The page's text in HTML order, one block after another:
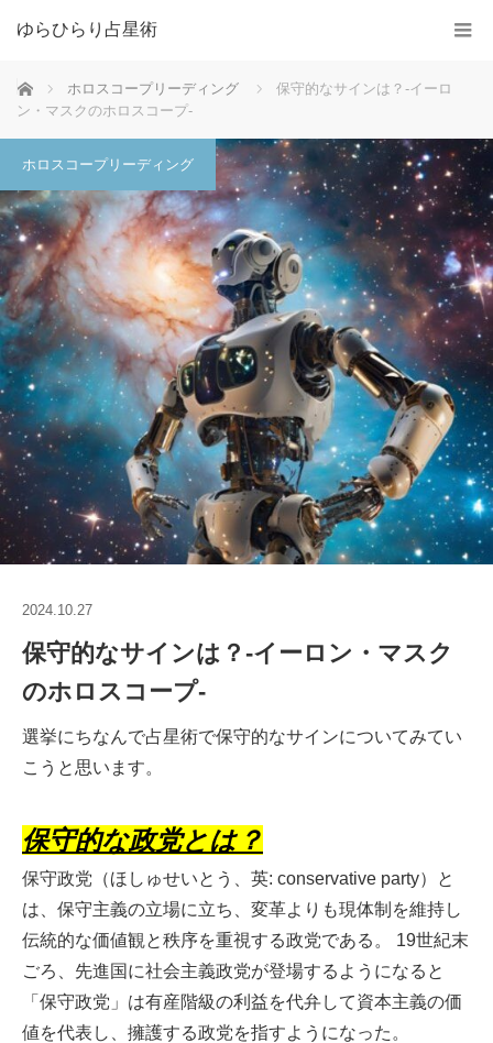
ゆらひらり占星術
ホーム ホロスコープリーディング
保守的なサインは？-イーロ
ン・マスクのホロスコープ-
ホロスコープリーディング
2024.10.27
保守的なサインは？-イーロン・マスク
のホロスコープ-
選挙にちなんで占星術で保守的なサインについてみてい
こうと思います。
保守的な政党とは？
保守政党（ほしゅせいとう、英: conservative party）と
は、保守主義の立場に立ち、変革よりも現体制を維持し
伝統的な価値観と秩序を重視する政党である。 19世紀末
ごろ、先進国に社会主義政党が登場するようになると
「保守政党」は有産階級の利益を代弁して資本主義の価
値を代表し、擁護する政党を指すようになった。